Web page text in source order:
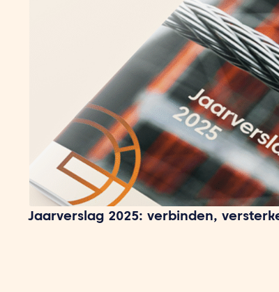
Jaarverslag 2025: verbinden,